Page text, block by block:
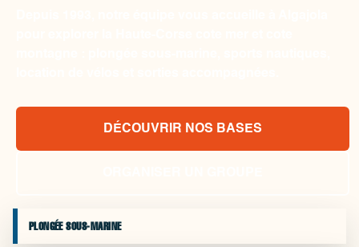
DÉCOUVRIR NOS BASES
PLONGÉE SOUS-MARINE